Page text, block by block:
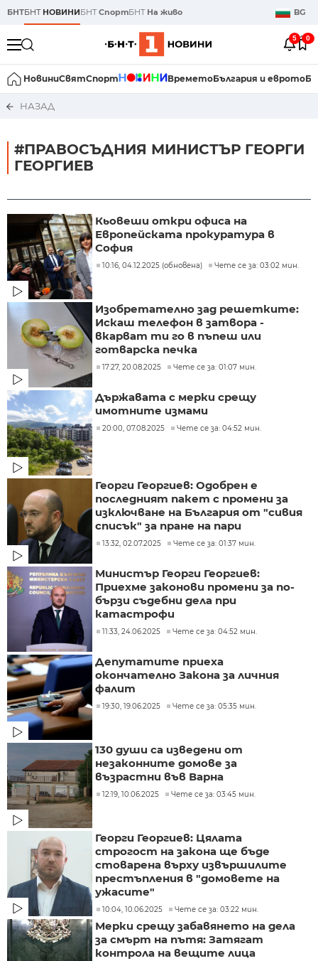
БНТБНТ НОВИНИБНТСпортБНТ На живо BG
5 0
НовиниСвятСпорт ВреметоБългария и еврото
НАЗАД
#ПРАВОСЪДНИЯ МИНИСТЪР ГЕОРГИ
ГЕОРГИЕВ
Кьовеши откри офиса на
Европейската прокуратура в
София
10:16, 04.12.2025 (обновена) Чете се за: 03:02 мин.
Изобретателно зад решетките:
Искаш телефон в затвора -
вкарват ти го в пъпеш или
готварска печка
17:27, 20.08.2025 Чете се за: 01:07 мин.
Държавата с мерки срещу
имотните измами
20:00, 07.08.2025 Чете се за: 04:52 мин.
Георги Георгиев: Одобрен е
последният пакет с промени за
изключване на България от "сивия
списък" за пране на пари
13:32, 02.07.2025 Чете се за: 01:37 мин.
Министър Георги Георгиев:
Приехме законови промени за по-
бързи съдебни дела при
катастрофи
11:33, 24.06.2025 Чете се за: 04:52 мин.
Депутатите приеха
окончателно Закона за личния
фалит
19:30, 19.06.2025 Чете се за: 05:35 мин.
130 души са изведени от
незаконните домове за
възрастни във Варна
12:19, 10.06.2025 Чете се за: 03:45 мин.
Георги Георгиев: Цялата
строгост на закона ще бъде
стоварена върху извършилите
престъпления в "домовете на
ужасите"
10:04, 10.06.2025 Чете се за: 03:22 мин.
Мерки срещу забавянето на дела
за смърт на пътя: Затягат
контрола на вещите лица